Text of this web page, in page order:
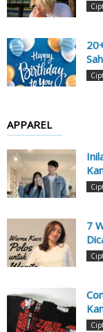
APPAREL
7